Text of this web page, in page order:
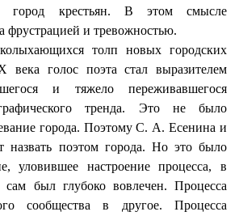
город крестьян. В этом смысле
фрустрацией и тревожностью.
толп новых городских
века голос поэта стал выразителем
и тяжело переживавшегося
тренда. Это не было
города. Поэтому С. А. Есенина и
назвать поэтом города. Но это было
уловившее настроение процесса, в
сам был глубоко вовлечен. Процесса
сообщества в другое. Процесса